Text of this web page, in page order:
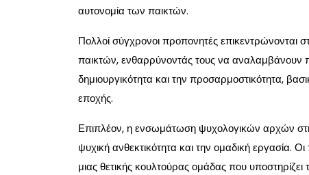
αυτονομία των παικτών.
Πολλοί σύγχρονοι προπονητές
παικτών, ενθαρρύνοντάς τους να αναλαμβάνουν
δημιουργικότητα και την προσαρμοστικότητα,
εποχής.
Επιπλέον, η ενσωμάτωση ψυχολογικών αρχών
ψυχική ανθεκτικότητα και την ομαδική εργασία.
μιας θετικής κουλτούρας ομάδας που